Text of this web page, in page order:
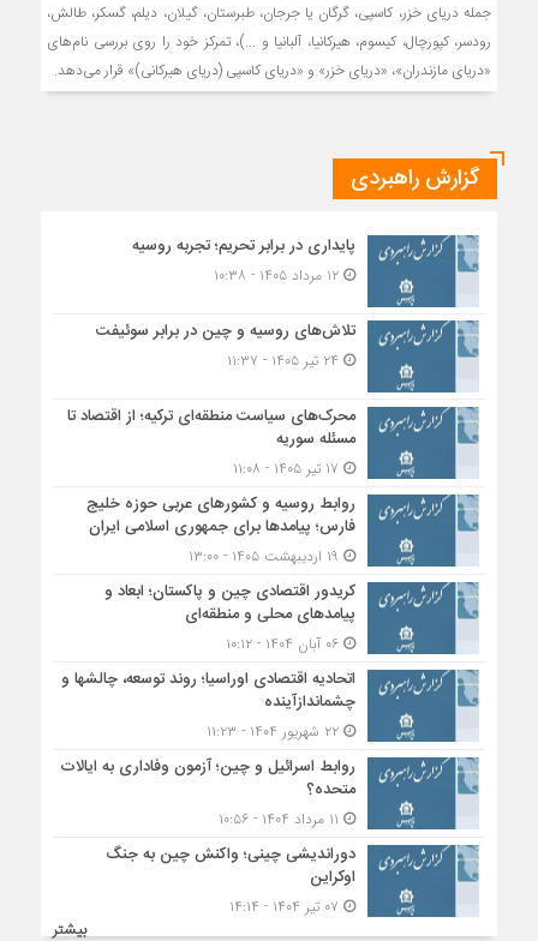
جمله دریای خزر، کاسپی، گرگان یا جرجان، طبرستان، گیلان، دیلم، گسکر، طالش،
رودسر، کپورچال، کیسوم، هیرکانیا، آلبانیا و ...)، تمرکز خود را روی بررسی نام‌های
«دریای مازندران»، «دریای خزر» و «دریای کاسپی (دریای هیرکانی)» قرار می‌دهد.
گزارش راهبردی
پایداری در برابر تحریم؛ تجربه روسیه
۱۲ مرداد ۱۴۰۵ - ۱۰:۳۸
تلاش‌های روسیه و چین در برابر سوئیفت
محرک‌های سیاست منطقه‌‎ای ترکیه؛ از اقتصاد تا
مسئله سوریه
روابط روسیه و کشورهای عربی حوزه خلیج
فارس؛ پیامدها برای جمهوری اسلامی ایران
کریدور اقتصادی چین و پاکستان؛ ابعاد و
پیامدهای محلی و منطقه‌ای
۰۶ آبان ۱۴۰۴ - ۱۰:۱۲
اتحادیه اقتصادی اوراسیا؛ روند توسعه، چالشها و
چشماندازآینده
۲۲ شهریور ۱۴۰۴ - ۱۱:۲۳
روابط اسرائیل و چین؛ آزمون وفاداری به ایالات
متحده؟
دوراندیشی چینی؛ واکنش چین به جنگ
اوکراین
بیشتر